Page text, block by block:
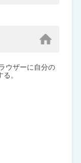
ウザーに自分の
。